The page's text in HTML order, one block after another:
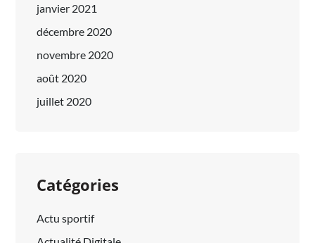
janvier 2021
décembre 2020
novembre 2020
août 2020
juillet 2020
Catégories
Actu sportif